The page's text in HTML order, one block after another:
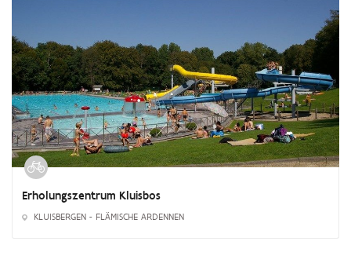
Erholungszentrum Kluisbos
KLUISBERGEN - FLÄMISCHE ARDENNEN